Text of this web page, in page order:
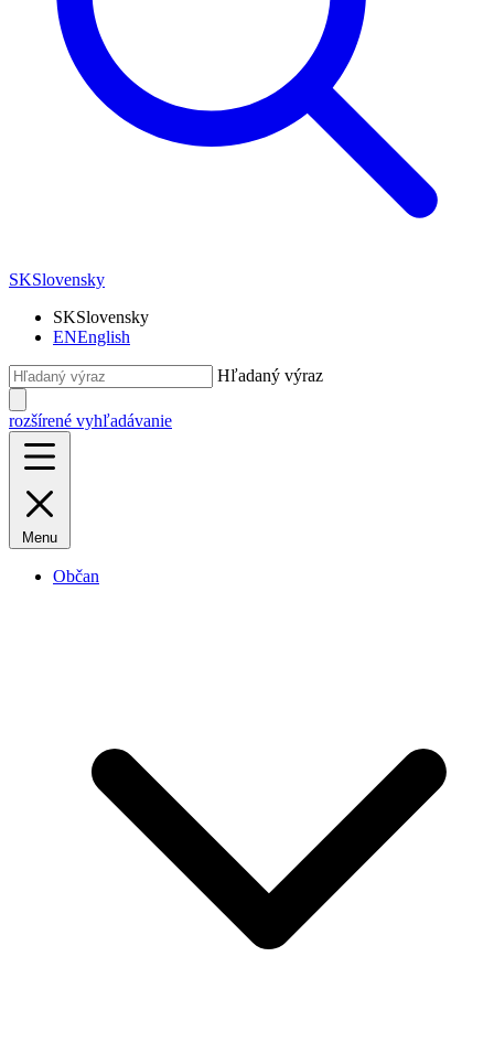
SKSlovensky
SKSlovensky
ENEnglish
Hľadaný výraz
rozšírené vyhľadávanie
Menu
Občan